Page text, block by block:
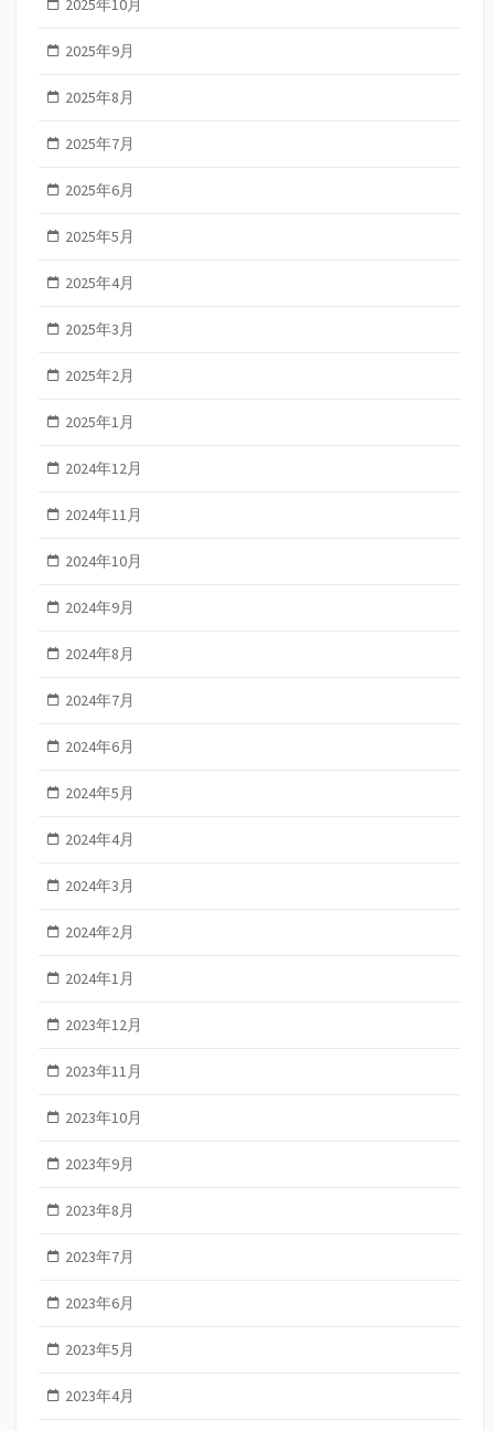
2025年10月
2025年9月
2025年8月
2025年7月
2025年6月
2025年5月
2025年4月
2025年3月
2025年2月
2025年1月
2024年12月
2024年11月
2024年10月
2024年9月
2024年8月
2024年7月
2024年6月
2024年5月
2024年4月
2024年3月
2024年2月
2024年1月
2023年12月
2023年11月
2023年10月
2023年9月
2023年8月
2023年7月
2023年6月
2023年5月
2023年4月